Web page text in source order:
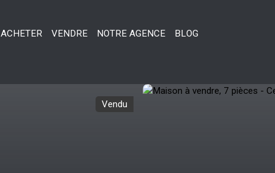
ACHETER VENDRE NOTRE AGENCE BLOG
Vendu